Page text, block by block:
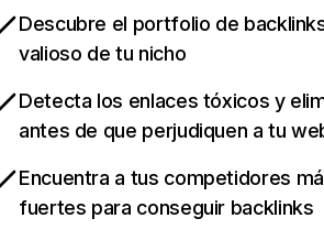
Descubre el portfolio de
valioso de tu nicho
Detecta los enlaces tóxicos y
antes de que perjudiquen a tu
Encuentra a tus competidores
fuertes para conseguir backlinks